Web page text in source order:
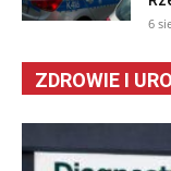
6
ZDROWIE I